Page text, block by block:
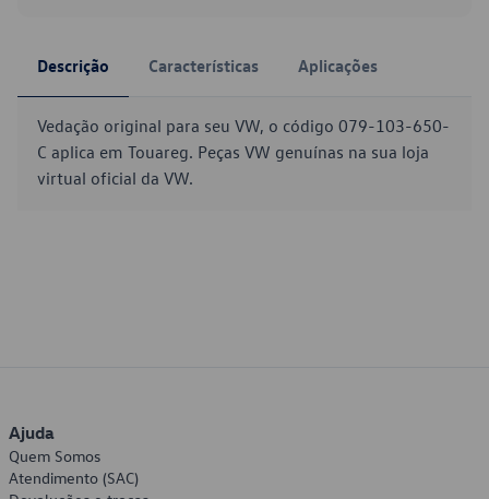
Descrição Características Aplicações
Vedação original para seu VW, o código 079-103-650-
C aplica em Touareg. Peças VW genuínas na sua loja
virtual oficial da VW.
Ajuda
Quem Somos
Atendimento (SAC)